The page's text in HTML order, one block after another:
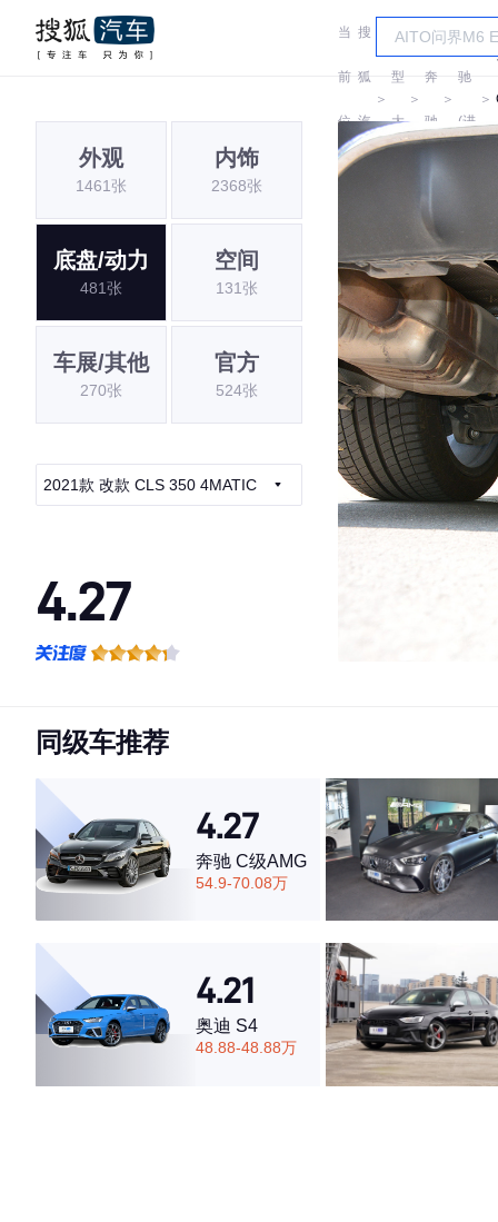
当
前
位
置:
搜
狐
汽
＞
车
型
大
＞
奔
驰
＞
奔
驰
(进
＞
外观
1461张
内饰
2368张
底盘/动力
481张
空间
131张
车展/其他
270张
官方
524张
2021款 改款 CLS 350 4MATIC
4.27
·空间表现一般，低于96%同级车
同级车推荐
4.27
奔驰 C级AMG
54.9-70.08万
4.21
奥迪 S4
48.88-48.88万